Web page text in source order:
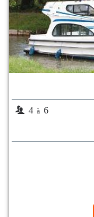
4 à 6